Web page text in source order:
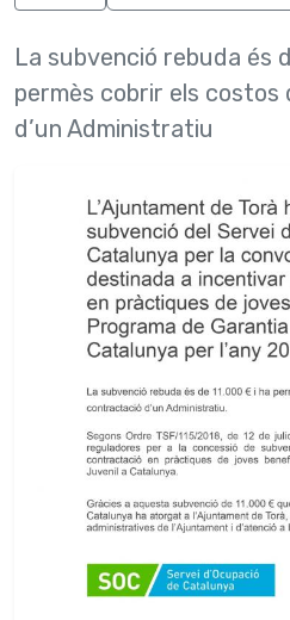
La subvenció rebuda és
permès cobrir els
d’un Administratiu